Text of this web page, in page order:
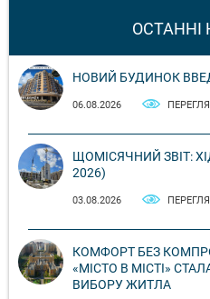
ОСТАННІ
НОВИЙ БУДИНОК
06.08.2026
ЩОМІСЯЧНИЙ ЗВІТ:
2026)
03.08.2026
КОМФОРТ БЕЗ
«МІСТО В МІСТІ»
ВИБОРУ ЖИТЛА